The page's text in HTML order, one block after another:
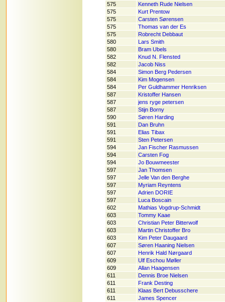
575
Kenneth Rude Nielsen
575
Kurt Prentow
575
Carsten Sørensen
575
Thomas van der Es
575
Robrecht Debbaut
580
Lars Smith
580
Bram Ubels
582
Knud N. Flensted
582
Jacob Niss
584
Simon Berg Pedersen
584
Kim Mogensen
584
Per Guldhammer Henriksen
587
Kristoffer Hansen
587
jens ryge petersen
587
Stijn Borny
590
Søren Harding
591
Dan Bruhn
591
Elias Tibax
591
Sten Petersen
594
Jan Fischer Rasmussen
594
Carsten Fog
594
Jo Bouwmeester
597
Jan Thomsen
597
Jelle Van den Berghe
597
Myriam Reyntens
597
Adrien DORIE
597
Luca Boscain
602
Mathias Vogdrup-Schmidt
603
Tommy Kaae
603
Christian Peter Bitterwolf
603
Martin Christoffer Bro
603
Kim Peter Daugaard
607
Søren Haaning Nielsen
607
Henrik Hald Nørgaard
609
Ulf Eschou Møller
609
Allan Haagensen
611
Dennis Broe Nielsen
611
Frank Desting
611
Klaas Bert Debusschere
611
James Spencer